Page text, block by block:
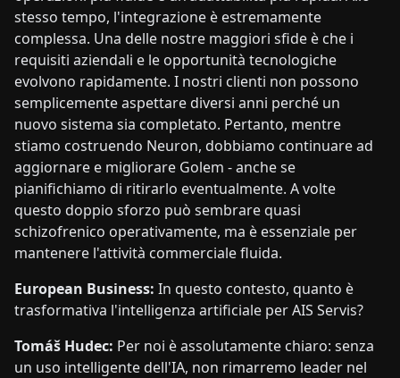
stesso tempo, l'integrazione è estremamente
complessa. Una delle nostre maggiori sfide è che i
requisiti aziendali e le opportunità tecnologiche
evolvono rapidamente. I nostri clienti non possono
semplicemente aspettare diversi anni perché un
nuovo sistema sia completato. Pertanto, mentre
stiamo costruendo Neuron, dobbiamo continuare ad
aggiornare e migliorare Golem - anche se
pianifichiamo di ritirarlo eventualmente. A volte
questo doppio sforzo può sembrare quasi
schizofrenico operativamente, ma è essenziale per
mantenere l'attività commerciale fluida.
European Business: In questo contesto, quanto è
trasformativa l'intelligenza artificiale per AIS Servis?
Tomáš Hudec: Per noi è assolutamente chiaro: senza
un uso intelligente dell'IA, non rimarremo leader nel